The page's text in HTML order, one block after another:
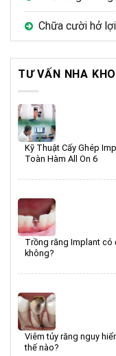
Chữa cười hở lợi
TƯ VẤN NHA
Kỹ Thuật Cấy Ghép
Toàn Hàm All On 6
Trồng răng Implant có
không?
Viêm tủy răng nguy
thế nào?